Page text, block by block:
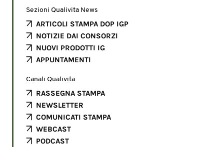
Sezioni Qualivita News
ARTICOLI STAMPA DOP IGP
NOTIZIE DAI CONSORZI
NUOVI PRODOTTI IG
APPUNTAMENTI
Canali Qualivita
RASSEGNA STAMPA
NEWSLETTER
COMUNICATI STAMPA
WEBCAST
PODCAST